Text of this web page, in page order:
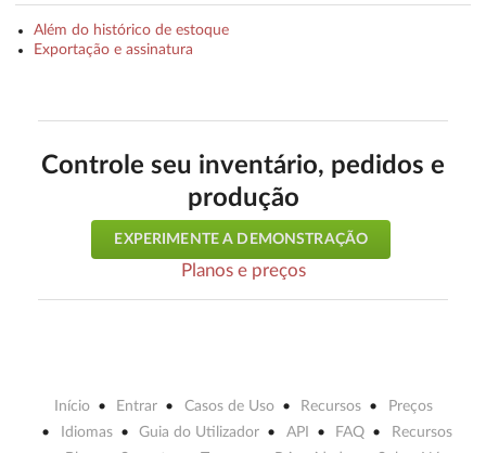
Além do histórico de estoque
Exportação e assinatura
Controle seu inventário, pedidos e
produção
EXPERIMENTE A DEMONSTRAÇÃO
Planos e preços
Início Entrar Casos de Uso Recursos
Preços
Idiomas
Guia do Utilizador API FAQ
Recursos